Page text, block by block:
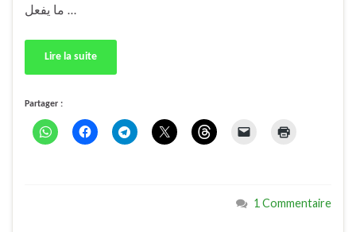
ما يفعل …
Lire la suite
Partager :
1 Commentaire